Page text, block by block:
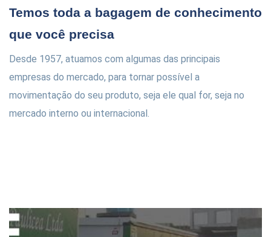
Temos toda a bagagem de conhecimento
que você precisa
Desde 1957, atuamos com algumas das principais
empresas do mercado, para tornar possível a
movimentação do seu produto, seja ele qual for, seja no
mercado interno ou internacional.